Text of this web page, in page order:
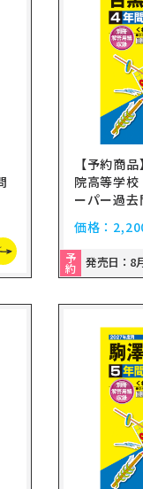
【予約商
院高等学
ーパー過去
価格：
予
約 発売日：8